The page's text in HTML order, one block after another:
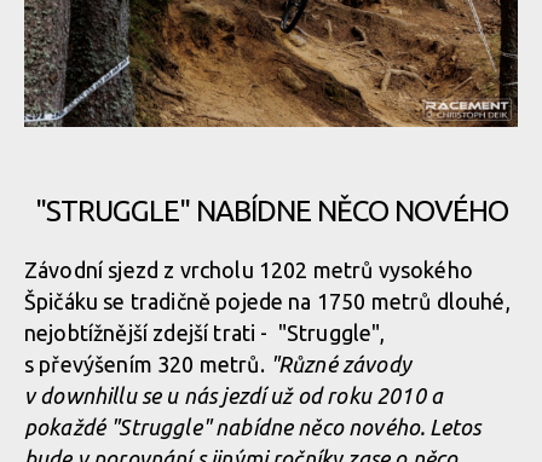
"STRUGGLE" NABÍDNE NĚCO NOVÉHO
Závodní sjezd z vrcholu 1202 metrů vysokého
Špičáku se tradičně pojede na 1750 metrů dlouhé,
nejobtížnější zdejší trati - "Struggle",
s převýšením 320 metrů. "Různé závody
v downhillu se u nás jezdí už od roku 2010 a
pokaždé "Struggle" nabídne něco nového. Letos